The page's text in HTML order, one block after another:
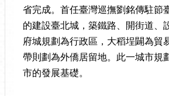
省完成。首任臺灣巡撫劉銘傳駐節
的建設臺北城，築鐵路、開街道、
府城規劃為行政區，大稻埕闢為貿
帶則劃為外僑居留地。此一城市規
市的發展基礎。